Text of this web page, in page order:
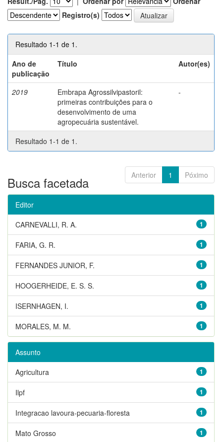
Registro(s)
Resultado 1-1 de 1.
Ano de
publicação
Título Autor(es)
2019
Embrapa Agrossilvipastoril:
primeiras contribuições para o
desenvolvimento de uma
agropecuária sustentável.
-
Resultado 1-1 de 1.
Anterior 1 Póximo
Busca facetada
Editor
1
CARNEVALLI, R. A.
1
FARIA, G. R.
1
FERNANDES JUNIOR, F.
1
HOOGERHEIDE, E. S. S.
1
ISERNHAGEN, I.
1
MORALES, M. M.
Assunto
1
Agricultura
1
Ilpf
1
Integracao lavoura-pecuaria-floresta
1
Mato Grosso